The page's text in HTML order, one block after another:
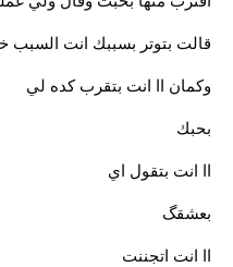
قالت بتوتر بسببك انت السبب
وكمان اا انت بتقرب كده لي
بحبك
اا انت بتقول اي
بعشقگ
اا انت اتجننت